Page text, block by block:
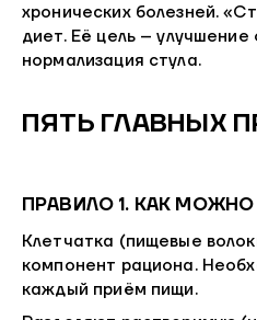
хронических болезней.
диет. Её цель – улучшение
нормализация стула.
ПЯТЬ ГЛАВНЫХ
ПРАВИЛО 1. КАК
Клетчатка (пищевые
компонент рациона.
каждый приём пищи.